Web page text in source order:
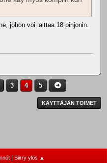
johon voi laittaa 18 pinjonin.
3 4 5
KÄYTTÄJÄN TOIMET
| Siirry ylös ▲